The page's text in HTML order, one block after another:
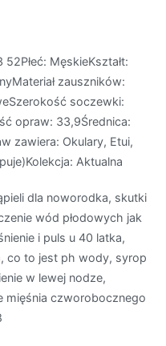
MęskieKształt:
zauszników:
soczewki:
opraw: 33,9Średnica:
zawiera: Okulary, Etui,
Aktualna
dla noworodka, skutki
wód płodowych jak
i puls u 40 latka,
co to jest ph wody, syrop
w lewej nodze,
mięśnia czworobocznego